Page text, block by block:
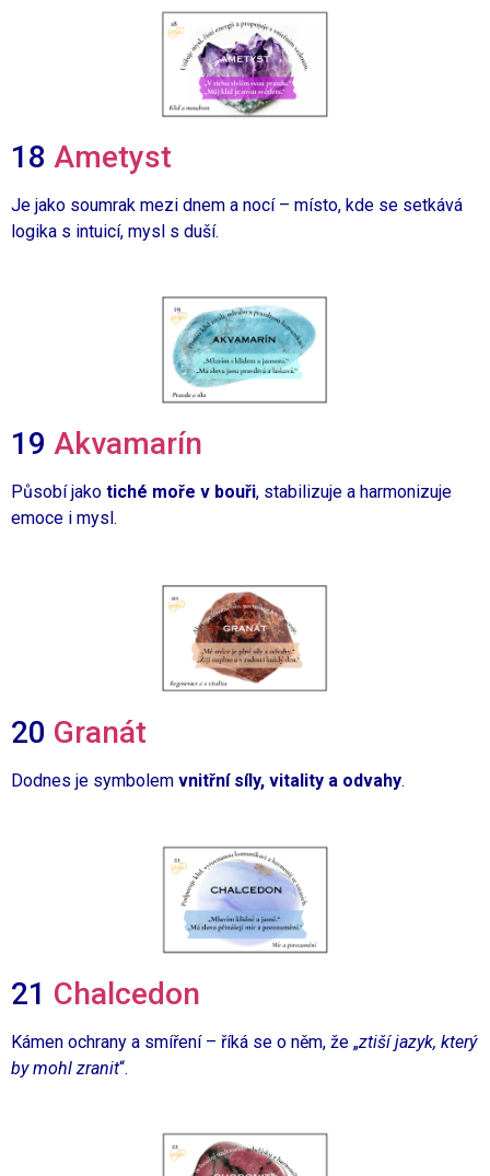
18 Ametyst
Je jako soumrak mezi dnem a nocí – místo, kde se setkává
logika s intuicí, mysl s duší.
19 Akvamarín
Působí jako tiché moře v bouři, stabilizuje a harmonizuje
emoce i mysl.
20 Granát
Dodnes je symbolem vnitřní síly, vitality a odvahy.
21 Chalcedon
Kámen ochrany a smíření – říká se o něm, že „ztiší jazyk, který
by mohl zranit“.